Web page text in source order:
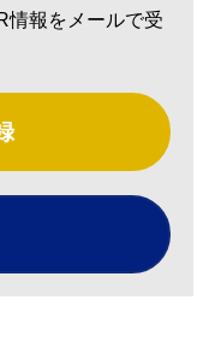
情報をメールで受